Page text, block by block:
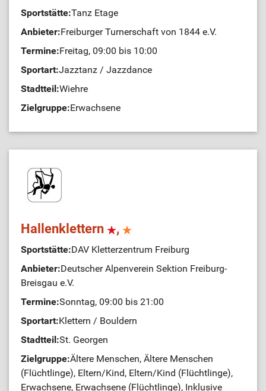
Sportstätte:Tanz Etage
Anbieter:Freiburger Turnerschaft von 1844 e.V.
Termine:Freitag, 09:00 bis 10:00
Sportart:Jazztanz / Jazzdance
Stadtteil:Wiehre
Zielgruppe:Erwachsene
Hallenklettern ,
Sportstätte:DAV Kletterzentrum Freiburg
Anbieter:Deutscher Alpenverein Sektion Freiburg-
Breisgau e.V.
Termine:Sonntag, 09:00 bis 21:00
Sportart:Klettern / Bouldern
Stadtteil:St. Georgen
Zielgruppe:Ältere Menschen, Ältere Menschen
(Flüchtlinge), Eltern/Kind, Eltern/Kind (Flüchtlinge),
Erwachsene, Erwachsene (Flüchtlinge), Inklusive